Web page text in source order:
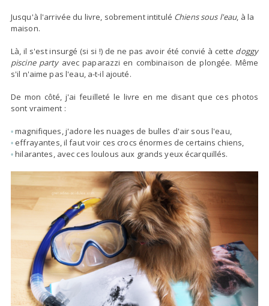
Jusqu'à l'arrivée du livre, sobrement intitulé Chiens sous l'eau, à la
maison.
Là, il s'est insurgé (si si !) de ne pas avoir été convié à cette doggy
piscine partyavec paparazzi en combinaison de plongée. Même
s'il n'aime pas l'eau, a-t-il ajouté.
De mon côté, j'ai feuilleté le livre en me disant que ces photos
sont vraiment :
•magnifiques, j'adore les nuages de bulles d'air sous l'eau,
• effrayantes, il faut voir ces crocs énormes de certains chiens,
• hilarantes, avec ces loulous aux grands yeux écarquillés.